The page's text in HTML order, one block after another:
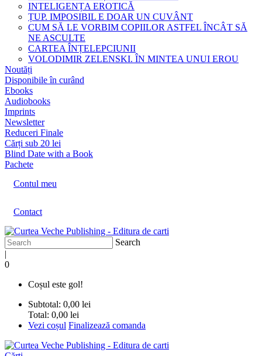
INTELIGENȚA EROTICĂ
ȚUP. IMPOSIBIL E DOAR UN CUVÂNT
CUM SĂ LE VORBIM COPIILOR ASTFEL ÎNCÂT SĂ
NE ASCULTE
CARTEA ÎNȚELEPCIUNII
VOLODIMIR ZELENSKI. ÎN MINTEA UNUI EROU
Noutăți
Disponibile în curând
Ebooks
Audiobooks
Imprints
Newsletter
Reduceri Finale
Cărți sub 20 lei
Blind Date with a Book
Pachete
Contul meu
Contact
Search
|
0
Coșul este gol!
Subtotal: 0,00 lei
Total: 0,00 lei
Vezi coșul Finalizează comanda